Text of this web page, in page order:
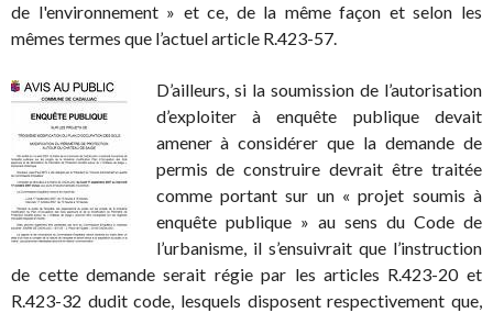
de l'environnement » et ce, de la même façon et selon les
mêmes termes que l’actuel article R.423-57.
D’ailleurs, si la soumission de l’autorisation
d’exploiter à enquête publique devait
amener à considérer que la demande de
permis de construire devrait être traitée
comme portant sur un « projet soumis à
enquête publique » au sens du Code de
l’urbanisme, il s’ensuivrait que l’instruction
de cette demande serait régie par les articles R.423-20 et
R.423-32 dudit code, lesquels disposent respectivement que,